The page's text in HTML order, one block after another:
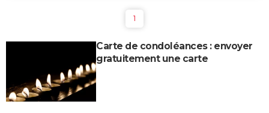
1
Carte de condoléances : envoyer
gratuitement une carte